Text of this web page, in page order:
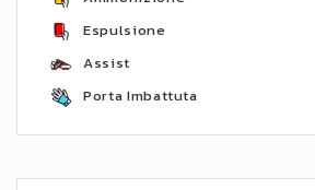
Espulsione
Assist
Porta Imbattuta